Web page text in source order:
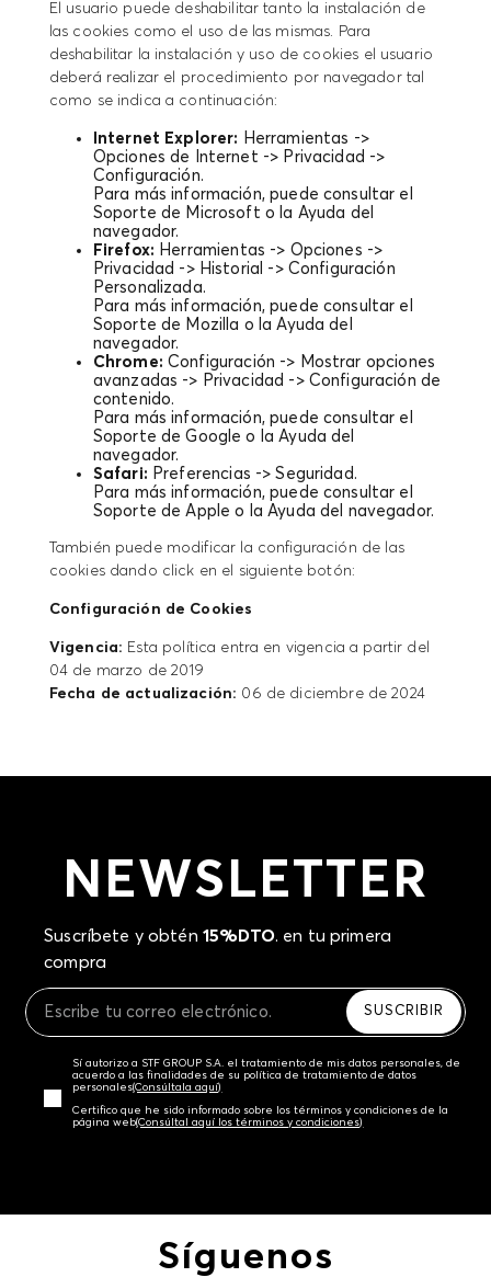
El usuario puede deshabilitar tanto la instalación de
las cookies como el uso de las mismas. Para
deshabilitar la instalación y uso de cookies el usuario
deberá realizar el procedimiento por navegador tal
como se indica a continuación:
Internet Explorer: Herramientas ->
Opciones de Internet -> Privacidad ->
Configuración.
Para más información, puede consultar el
Soporte de Microsoft o la Ayuda del
navegador.
Firefox: Herramientas -> Opciones ->
Privacidad -> Historial -> Configuración
Personalizada.
Para más información, puede consultar el
Soporte de Mozilla o la Ayuda del
navegador.
Chrome: Configuración -> Mostrar opciones
avanzadas -> Privacidad -> Configuración de
contenido.
Para más información, puede consultar el
Soporte de Google o la Ayuda del
navegador.
Safari: Preferencias -> Seguridad.
Para más información, puede consultar el
Soporte de Apple o la Ayuda del navegador.
También puede modificar la configuración de las
cookies dando click en el siguiente botón:
Configuración de Cookies
Vigencia: Esta política entra en vigencia a partir del
04 de marzo de 2019
Fecha de actualización: 06 de diciembre de 2024
NEWSLETTER
Suscríbete y obtén 15%DTO. en tu primera
compra
SUSCRIBIR
Sí autorizo a STF GROUP S.A. el tratamiento de mis datos personales, de
acuerdo a las finalidades de su política de tratamiento de datos
personales‎(Consúltala aquí)
Certifico que he sido informado sobre los términos y condiciones de la
página web‎(Consúltal aquí los términos y condiciones)
Síguenos